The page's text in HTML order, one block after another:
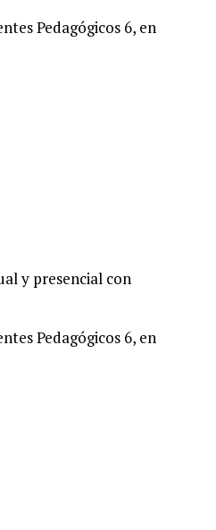
Pedagógicos 6, en
y presencial con
Pedagógicos 6, en